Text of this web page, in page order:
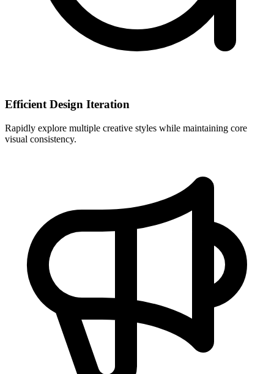
Efficient Design Iteration
Rapidly explore multiple creative styles while maintaining core
visual consistency.